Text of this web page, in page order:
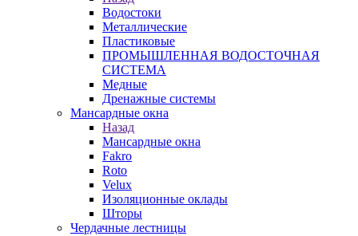
Водостоки
Металлические
Пластиковые
ПРОМЫШЛЕННАЯ ВОДОСТОЧНАЯ
СИСТЕМА
Медные
Дренажные системы
Мансардные окна
Назад
Мансардные окна
Fakro
Roto
Velux
Изоляционные оклады
Шторы
Чердачные лестницы